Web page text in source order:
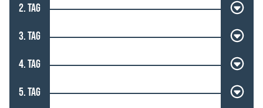
2. TAG
3. TAG
4. TAG
5. TAG